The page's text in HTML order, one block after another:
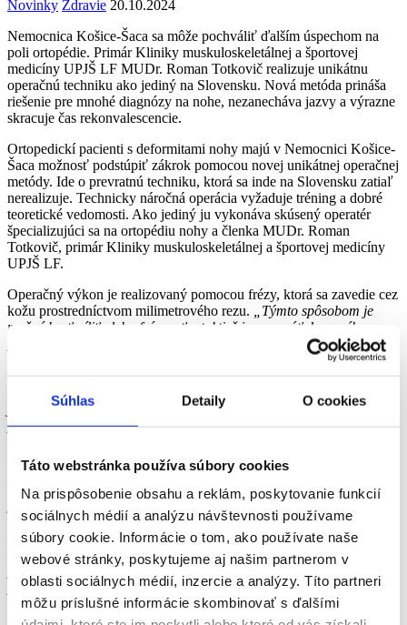
Súhlas Detaily O cookies
Táto webstránka používa súbory cookies
Na prispôsobenie obsahu a reklám, poskytovanie funkcií
sociálnych médií a analýzu návštevnosti používame
súbory cookie. Informácie o tom, ako používate naše
webové stránky, poskytujeme aj našim partnerom v
oblasti sociálnych médií, inzercie a analýzy. Títo partneri
môžu príslušné informácie skombinovať s ďalšími
Novinky Zdravie 20.10.2024
Nemocnica Košice-Šaca sa môže pochváliť ďalším úspechom na
poli ortopédie. Primár Kliniky muskuloskeletálnej a športovej
medicíny UPJŠ LF MUDr. Roman Totkovič realizuje unikátnu
operačnú techniku ako jediný na Slovensku. Nová metóda prináša
riešenie pre mnohé diagnózy na nohe, nezanecháva jazvy a výrazne
skracuje čas rekonvalescencie.
Ortopedickí pacienti s deformitami nohy majú v Nemocnici Košice-
Šaca možnosť podstúpiť zákrok pomocou novej unikátnej operačnej
metódy. Ide o prevratnú techniku, ktorá sa inde na Slovensku zatiaľ
nerealizuje. Technicky náročná operácia vyžaduje tréning a dobré
teoretické vedomosti. Ako jediný ju vykonáva skúsený operatér
špecializujúci sa na ortopédiu nohy a členka MUDr. Roman
Totkovič, primár Kliniky muskuloskeletálnej a športovej medicíny
UPJŠ LF.
Operačný výkon je realizovaný pomocou frézy, ktorá sa zavedie cez
kožu prostredníctvom milimetrového rezu.
„Týmto spôsobom je
možné kosť píliť alebo frézovať a taktiež ju posunúť do nového
postavenia. Následne sa kosť cez malý rez na koži fixuje skrutkou,“
opisuje postup novej operačnej techniky MUDr. Roman Totkovič.
Metóda umožňuje operovať haluxy aj mnohé iné diagnózy.
„Môžeme ňou riešiť takmer všetky deformity prednej časti nohy ako
je vbočený palec, kladivkovité prsty a spadnutá klenba, ale aj
problémy diabetickej nohy či achilovej šľachy. Túto miniinvazívnu
nebola možná,“ uvádza primár.
Výhodou novej techniky v porovnaní s inými operačnými postupmi
je šetrenie mäkkých tkanív, bezproblémové hojenie kosti, omnoho
nižšie bolesti pacienta a časový faktor.„Operácia spadnutej klenby
a deformity prstov sa z trištvrte hodiny až hodiny skracuje na pár
minút. Niekedy môže operačný výkon naopak trvať dlhšie, napríklad
pri operácii vbočeného palca. Podstatnou výhodou je však menšie
poškodenie mäkkých tkanív,“vysvetľuje ortopéd. Ďalším benefitom
operačného zákroku je fakt, že väčšinu jaziev po tejto operácii
takmer nie je vidieť. Prítomná je iba niekoľko milimetrová jazva,